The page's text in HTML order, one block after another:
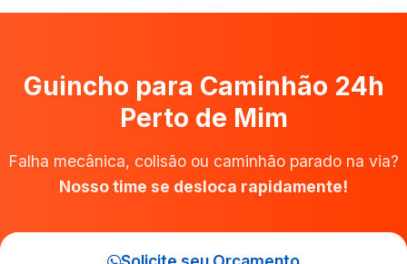
Guincho para Caminhão 24h
Perto de Mim
Falha mecânica, colisão ou caminhão parado na via?
Nosso time se desloca rapidamente!